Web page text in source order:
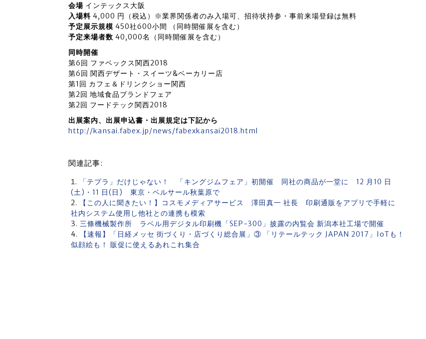
会場 インテックス大阪
入場料 4,000 円（税込）※業界関係者のみ入場可、招待状持参・事前来場登録は無料
予定展示規模 450社600小間 （同時開催展を含む）
予定来場者数 40,000名（同時開催展を含む）
同時開催
第6回 ファベックス関西2018
第6回 関西デザート・スイーツ&ベーカリー店
第1回 カフェ＆ドリンクショー関西
第2回 地域食品ブランドフェア
第2回 フードテック関西2018
出展案内、出展申込書・出展規定は下記から
http://kansai.fabex.jp/news/fabexkansai2018.html
関連記事:
「テプラ」だけじゃない！ 「キングジムフェア」初開催 同社の商品が一堂に 12 月10 日
(土)・11 日(日) 東京・ベルサール秋葉原で
【この人に聞きたい！】コスモメディアサービス 澤田真一 社長 印刷通販をアプリで手軽に
社内システム使用し他社との連携も模索
三條機械製作所 ラベル用デジタル印刷機「SEP-300」披露の内覧会 新潟本社工場で開催
【速報】「日経メッセ 街づくり・店づくり総合展」③ 「リテールテック JAPAN 2017」IoTも！
似顔絵も！ 販促に使えるあれこれ集合